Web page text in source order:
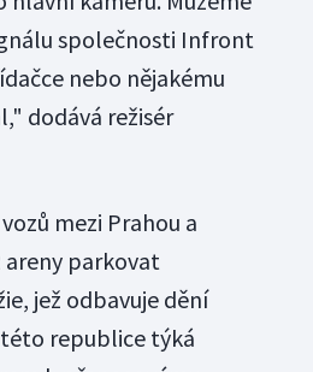
společnosti Infront
nebo nějakému
dodává režisér
mezi Prahou a
areny parkovat
jež odbavuje dění
této republice týká